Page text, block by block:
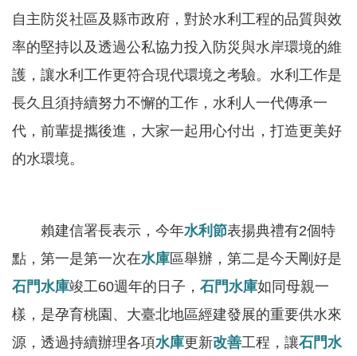
關
於
本
署
站
導
頁
見
信
自主防災社區及縣市政府，對於水利工程的品質與效
率的堅持以及透過公私協力投入防災與水岸環境的維
護，讓水利工作更符合現代環境之考驗。水利工作是
長久且須持續努力不懈的工作，水利人一代傳承一
代，前輩提攜後進，大家一起用心付出，打造更美好
的水環境。
賴建信署長表示，今年水利節表揚典禮有2個特
點，第一是第一次在水庫 區舉辦，第二是今天剛好是
石門水庫竣工60週年的日子， 石門水庫如同母親一
樣，是孕育桃園、大臺北地區經建發展的重要供水來
源，透過持續辦理各項水庫更新改善工程，讓石門水